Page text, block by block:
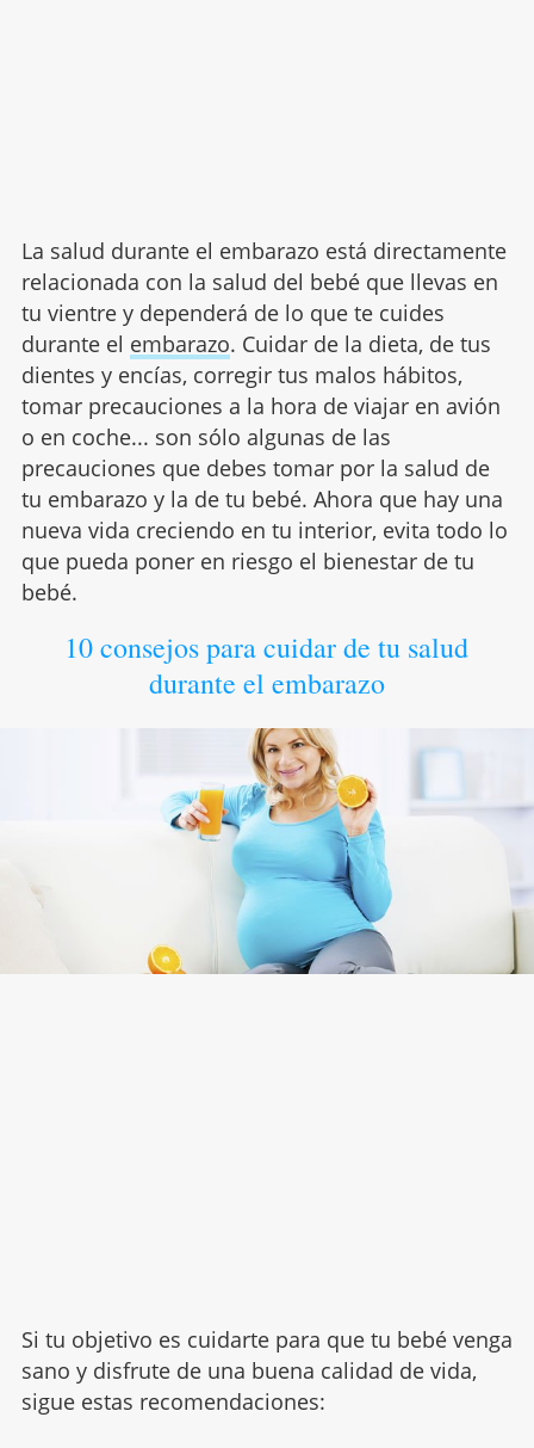
La salud durante el embarazo está directamente
relacionada con la salud del bebé que llevas en
tu vientre y dependerá de lo que te cuides
durante el embarazo. Cuidar de la dieta, de tus
dientes y encías, corregir tus malos hábitos,
tomar precauciones a la hora de viajar en avión
o en coche... son sólo algunas de las
precauciones que debes tomar por la salud de
tu embarazo y la de tu bebé. Ahora que hay una
nueva vida creciendo en tu interior, evita todo lo
que pueda poner en riesgo el bienestar de tu
bebé.
10 consejos para cuidar de tu salud
durante el embarazo
Si tu objetivo es cuidarte para que tu bebé venga
sano y disfrute de una buena calidad de vida,
sigue estas recomendaciones: